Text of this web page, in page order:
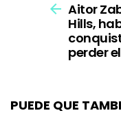
más Aitor
Hills,
perder
PUEDE QUE